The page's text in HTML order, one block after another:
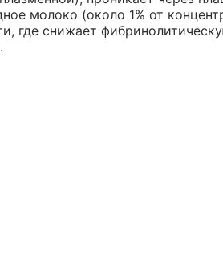
молоко (около 1% от
где снижает